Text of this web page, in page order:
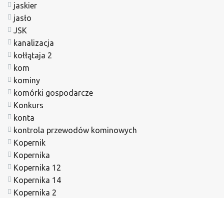
jaskier
jasło
JSK
kanalizacja
kołłątaja 2
kom
kominy
komórki gospodarcze
Konkurs
konta
kontrola przewodów kominowych
Kopernik
Kopernika
Kopernika 12
Kopernika 14
Kopernika 2